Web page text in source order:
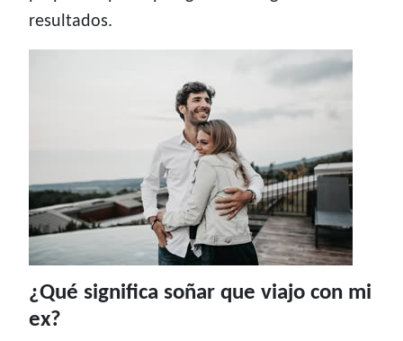
resultados.
¿Qué significa soñar que viajo con mi
ex?